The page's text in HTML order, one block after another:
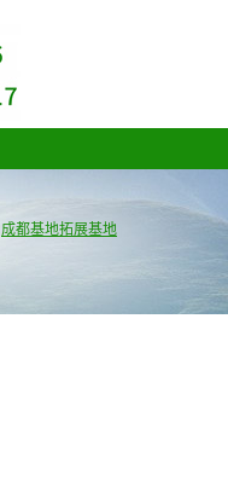
成都基地拓展基地